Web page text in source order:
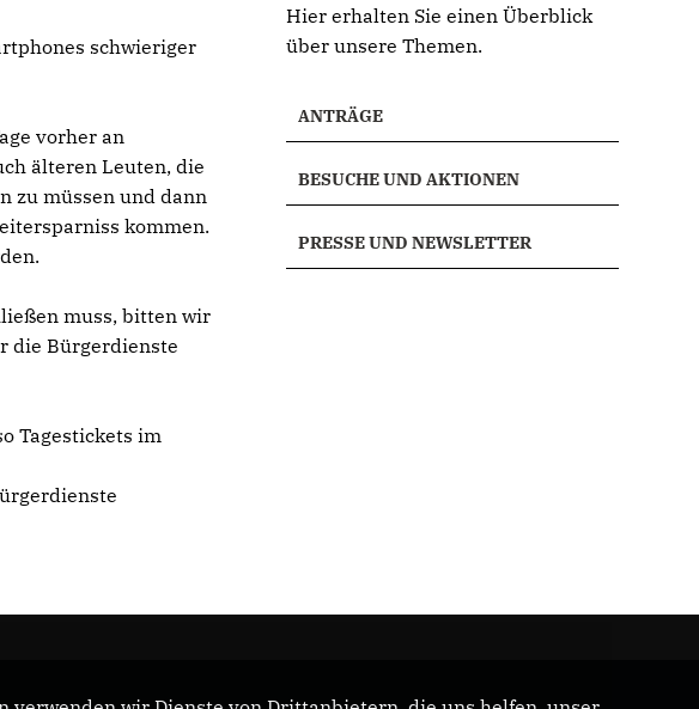
schwieriger
vorher an
älteren Leuten, die
zu müssen und dann
kommen.
muss, bitten wir
die Bürgerdienste
Tagestickets im
Hier erhalten Sie einen Überblick
über unsere Themen.
ANTRÄGE
BESUCHE UND AKTIONEN
PRESSE UND NEWSLETTER